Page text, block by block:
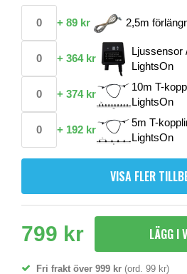
+ 89 kr 2,5m
+ 364 kr
Ljussensor
LightsOn
+ 374 kr
10m T-
LightsOn
+ 192 kr
5m T-
LightsOn
VISA FLER
799 kr LÄGG I
Fri frakt över 999 kr (ord. 99 kr)